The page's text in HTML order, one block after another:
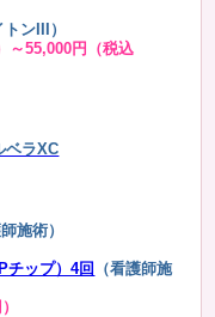
ンIII）
～55,000円（税込
ベラXC
施術）
チップ）4回
（看護師施